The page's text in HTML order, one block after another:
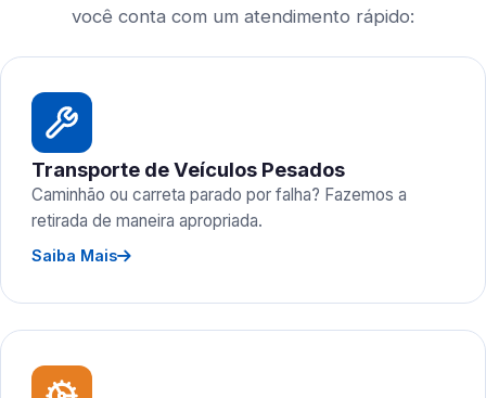
você conta com um atendimento rápido:
Transporte de Veículos Pesados
Caminhão ou carreta parado por falha? Fazemos a
retirada de maneira apropriada.
Saiba Mais